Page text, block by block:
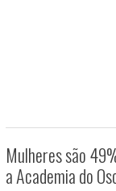
Mulheres são
a Academia do